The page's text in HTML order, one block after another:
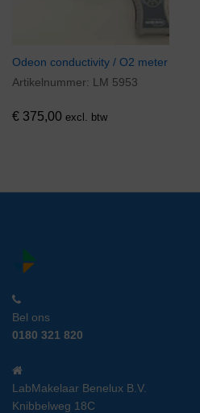
Odeon conductivity / O2 meter
Artikelnummer: LM 5953
€ 375,00 excl. btw
Bel ons
0180 321 820
LabMakelaar Benelux B.V.
Knibbelweg 18C